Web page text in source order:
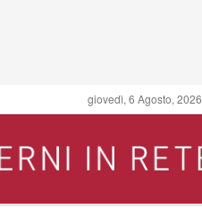
giovedì, 6 Agosto, 2026